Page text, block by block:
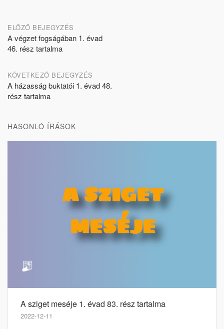
Post
navigation
ELŐZŐ BEJEGYZÉS
A végzet fogságában 1. évad
46. rész tartalma
KÖVETKEZŐ BEJEGYZÉS
A házasság buktatói 1. évad 48.
rész tartalma
HASONLÓ ÍRÁSOK
A sziget meséje 1. évad 83. rész tartalma
2022-12-11